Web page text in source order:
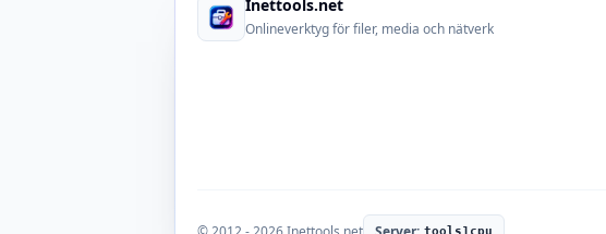
Inettools.net
Onlineverktyg för filer, media och nätverk